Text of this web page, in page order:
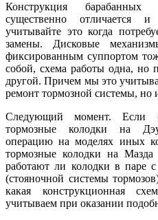
Конструкция
существенно отличается
учитывайте это когда
замены. Дисковые
фиксированным суппортом
собой, схема работы одна, но
другой. Причем мы это
ремонт тормозной системы, но
Следующий момент. Если
тормозные колодки на
операцию на моделях иных
тормозные колодки на
работают ли колодки в паре
(стояночной системы
какая конструкционная
учитываем при оказании